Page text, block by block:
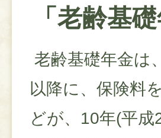
「老齢基礎
老齢基礎年金は
以降に、保険料
どが、10年(平